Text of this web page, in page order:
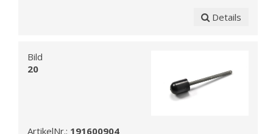
Details
Bild
20
ArtikelNr.: 191600904